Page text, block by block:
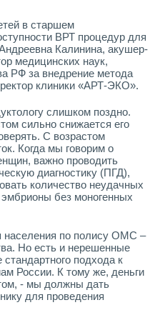
в старшем
ВРТ процедур для
Калинина, акушер-
медицинских наук,
РФ за внедрение метода
клиники «АРТ-ЭКО».
слишком поздно.
сильно снижается его
С возрастом
Когда мы говорим о
важно проводить
диагностику (ПГД),
количество неудачных
без моногенных
по полису ОМС –
Но есть и нерешенные
стандартного подхода к
России. К тому же, деньги
- мы должны дать
для проведения